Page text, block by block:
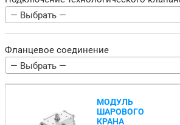
— Выбрать —
Фланцевое соединение
— Выбрать —
МОДУЛЬ
ШАРОВОГО
КРАНА